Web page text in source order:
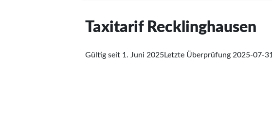
Taxitarif Recklinghausen
Gültig seit 1. Juni 2025Letzte Überprüfung 2025-07-31